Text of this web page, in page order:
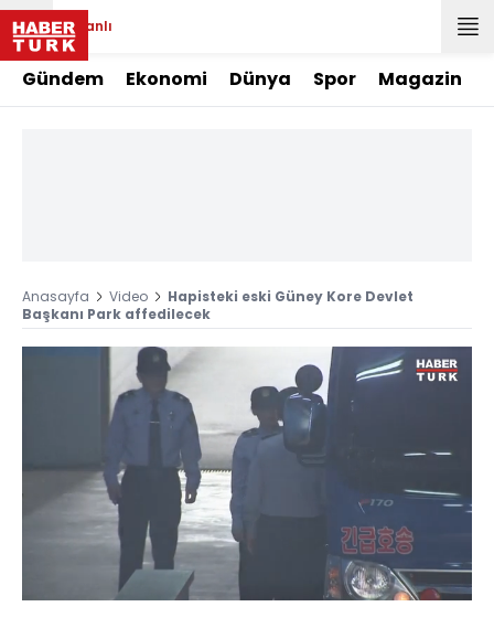
Canlı
Gündem Ekonomi Dünya Spor Magazin
Anasayfa Video
Hapisteki eski Güney Kore Devlet
Başkanı Park affedilecek
Aç
Yüklendi
20.84%
Oynatma
Hızı